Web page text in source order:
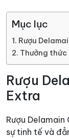
Mục lục
Rượu
Thưởng thức
Rượu
Extra
Rượu
sự tinh tế và